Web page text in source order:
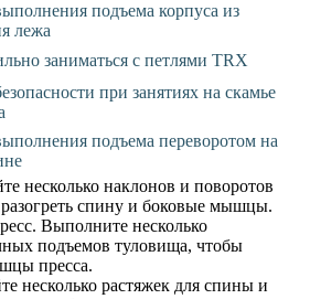
подъема корпуса из
лежа
заниматься с петлями TRX
при занятиях на скамье
подъема переворотом на
несколько наклонов и поворотов
спину и боковые мышцы.
Выполните несколько
подъемов туловища, чтобы
пресса.
несколько растяжек для спины и